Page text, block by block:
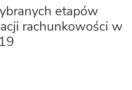
etapów
rachunkowości w